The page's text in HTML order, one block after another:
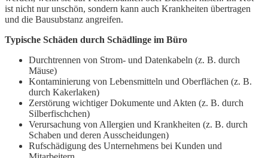
ist nicht nur unschön, sondern kann auch Krankheiten übertragen
und die Bausubstanz angreifen.
Typische Schäden durch Schädlinge im Büro
Durchtrennen von Strom- und Datenkabeln (z. B. durch
Mäuse)
Kontaminierung von Lebensmitteln und Oberflächen (z. B.
durch Kakerlaken)
Zerstörung wichtiger Dokumente und Akten (z. B. durch
Silberfischchen)
Verursachung von Allergien und Krankheiten (z. B. durch
Schaben und deren Ausscheidungen)
Rufschädigung des Unternehmens bei Kunden und